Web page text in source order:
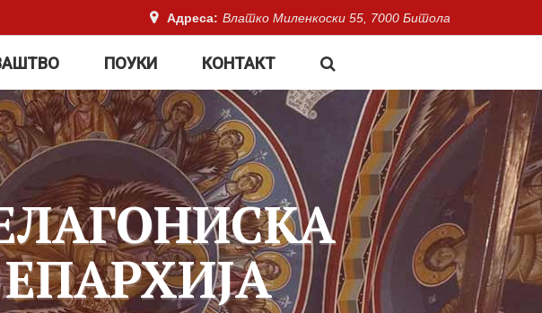
Адреса: Влатко Миленкоски 55, 7000 Битола
ПОУКИ КОНТАКТ